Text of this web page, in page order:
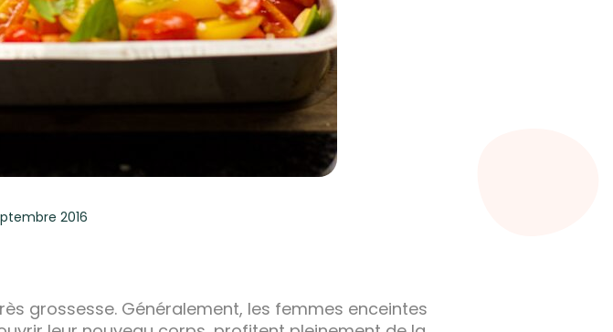
2016
grossesse. Généralement, les femmes enceintes